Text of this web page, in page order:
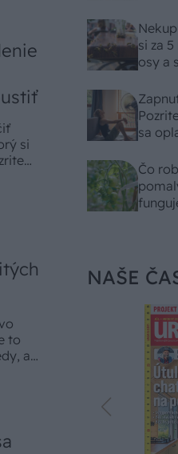
si
to
ak
a
si za
osy a
sa
Čo
NAŠE